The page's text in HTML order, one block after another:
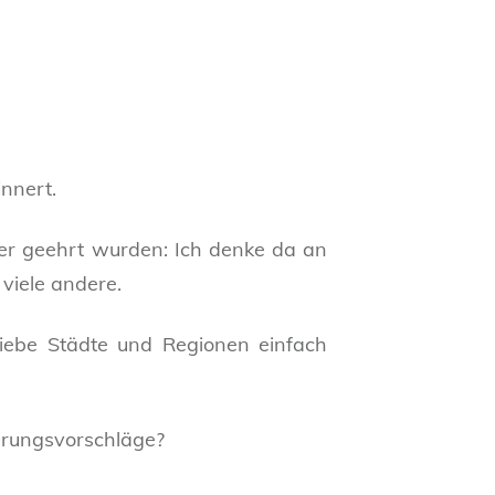
geehrt wurden: Ich denke da an
andere.
Städte und Regionen einfach